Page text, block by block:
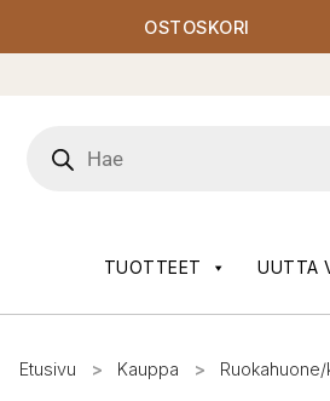
OSTOSKORI
search
TUOTTEET UUTTA
Etusivu > Kauppa >